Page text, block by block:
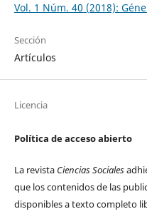
Vol. 1 Núm. 40 (2018):
Sección
Artículos
Licencia
Política de acceso abierto
La revista Ciencias Sociales
que los contenidos de las
disponibles a texto completo